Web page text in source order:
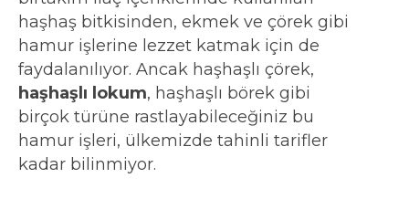
haşhaş bitkisinden, ekmek ve çörek gibi
hamur işlerine lezzet katmak için de
faydalanılıyor. Ancak haşhaşlı çörek,
haşhaşlı lokum, haşhaşlı börek gibi
birçok türüne rastlayabileceğiniz bu
hamur işleri, ülkemizde tahinli tarifler
kadar bilinmiyor.